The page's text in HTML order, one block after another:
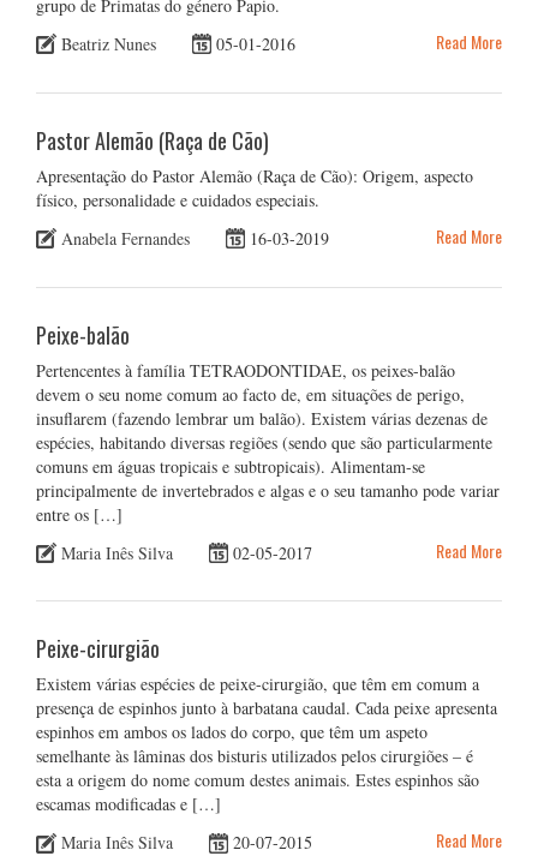
grupo de Primatas do género Papio.
Beatriz Nunes
05-01-2016 Read More
Pastor Alemão (Raça de Cão)
Apresentação do Pastor Alemão (Raça de Cão): Origem, aspecto
físico, personalidade e cuidados especiais.
Anabela Fernandes
16-03-2019 Read More
Peixe-balão
Pertencentes à família TETRAODONTIDAE, os peixes-balão
devem o seu nome comum ao facto de, em situações de perigo,
insuflarem (fazendo lembrar um balão). Existem várias dezenas de
espécies, habitando diversas regiões (sendo que são particularmente
comuns em águas tropicais e subtropicais). Alimentam-se
principalmente de invertebrados e algas e o seu tamanho pode variar
entre os […]
Maria Inês Silva
02-05-2017 Read More
Peixe-cirurgião
Existem várias espécies de peixe-cirurgião, que têm em comum a
presença de espinhos junto à barbatana caudal. Cada peixe apresenta
espinhos em ambos os lados do corpo, que têm um aspeto
semelhante às lâminas dos bisturis utilizados pelos cirurgiões – é
esta a origem do nome comum destes animais. Estes espinhos são
escamas modificadas e […]
Maria Inês Silva
20-07-2015 Read More